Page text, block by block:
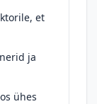
et
ja
ühes